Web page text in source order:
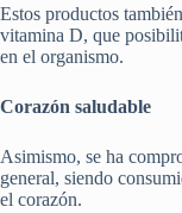
Estos productos
vitamina D, que
en el organismo.
Corazón saludable
Asimismo, se ha
general, siendo
el corazón.